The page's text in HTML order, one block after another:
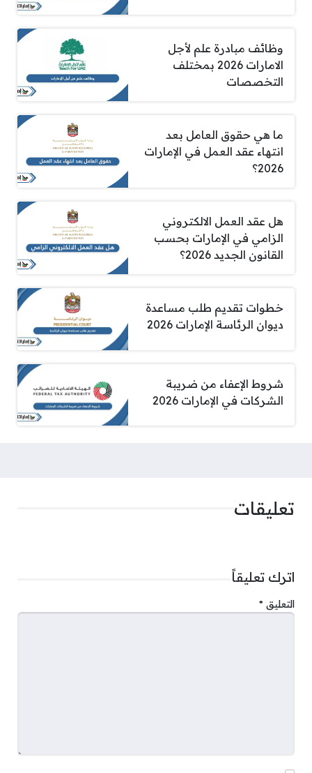
وظائف مبادرة علم لأجل
الامارات 2026 بمختلف
التخصصات
ما هي حقوق العامل بعد
انتهاء عقد العمل في الإمارات
2026؟
هل عقد العمل الالكتروني
الزامي في الإمارات بحسب
القانون الجديد 2026؟
خطوات تقديم طلب مساعدة
ديوان الرئاسة الإمارات 2026
شروط الإعفاء من ضريبة
الشركات في الإمارات 2026
تعليقات
اترك تعليقاً
التعليق *